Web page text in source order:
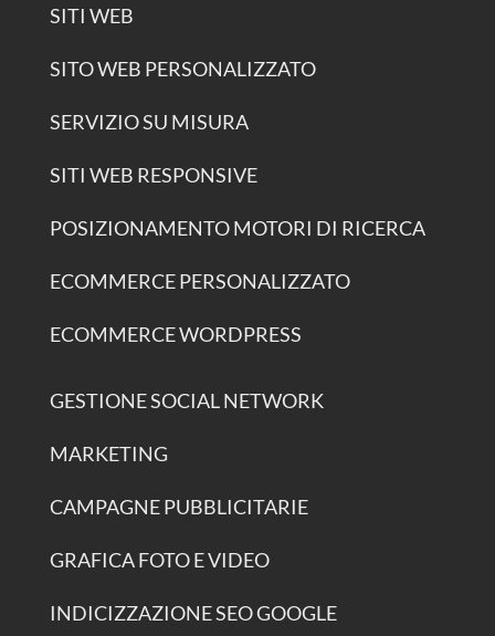
SITI WEB
SITO WEB PERSONALIZZATO
SERVIZIO SU MISURA
SITI WEB RESPONSIVE
POSIZIONAMENTO MOTORI DI RICERCA
ECOMMERCE PERSONALIZZATO
ECOMMERCE WORDPRESS
GESTIONE SOCIAL NETWORK
MARKETING
CAMPAGNE PUBBLICITARIE
GRAFICA FOTO E VIDEO
INDICIZZAZIONE SEO GOOGLE